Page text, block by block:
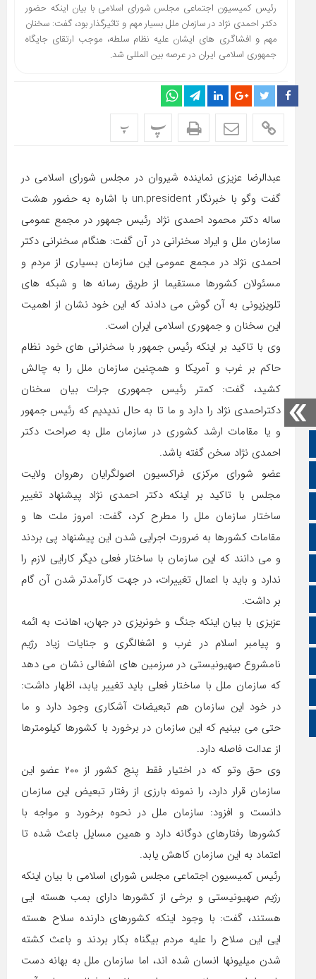
تالار گفتمان
اپلیکیشن سایت
اینستاگرام
اطلاعات سایت
زبان انگلیسی
زبان عربی
رئیس کمیسیون اجتماعی مجلس شورای اسلامی با بیان اینکه حضور
دکتر احمدی نژاد در سازمان ملل بسیار مهم و تاثیرگذار بود، گفت: سخنان
مهم و افشاگری های ایشان علیه نظام سلطه، موجب ارتقای جایگاه
جمهوری اسلامی ایران در عرصه بین المللی شد.
پ پ
عبدالرضا عزیزی نماینده شیروان در مجلس شورای اسلامی در
گفت وگو با خبرنگار un.president با اشاره به حضور هشت
ساله دکتر محمود احمدی نژاد رئیس جمهور در مجمع عمومی
سازمان ملل و ایراد سخنرانی در آن گفت: هنگام سخنرانی دکتر
احمدی نژاد در مجمع عمومی این سازمان بسیاری از مردم و
مسئولان کشورها مستقیما از طریق رسانه ها و شبکه های
تلویزیونی به آن گوش می دادند که این خود نشان از اهمیت
این سخنان و جمهوری اسلامی ایران است.
وی با تاکید بر اینکه رئیس جمهور با سخنرانی های خود نظام
حاکم بر غرب و آمریکا و همچنین سازمان ملل را به چالش
کشید، گفت: کمتر رئیس جمهوری جرات بیان سخنان
دکتراحمدی نژاد را دارد و ما تا به حال ندیدیم که رئیس جمهور
و یا مقامات ارشد کشوری در سازمان ملل به صراحت دکتر
احمدی نژاد سخن گفته باشد.
عضو شورای مرکزی فراکسیون اصولگرایان رهروان ولایت
مجلس با تاکید بر اینکه دکتر احمدی نژاد پیشنهاد تغییر
ساختار سازمان ملل را مطرح کرد، گفت: امروز ملت ها و
مقامات کشورها به ضرورت اجرایی شدن این پیشنهاد پی بردند
و می دانند که این سازمان با ساختار فعلی دیگر کارایی لازم را
ندارد و باید با اعمال تغییرات، در جهت کارآمدتر شدن آن گام
بر داشت.
عزیزی با بیان اینکه جنگ و خونریزی در جهان، اهانت به ائمه
و پیامبر اسلام در غرب و اشغالگری و جنایات زیاد رژیم
نامشروع صهیونیستی در سرزمین های اشغالی نشان می دهد
که سازمان ملل با ساختار فعلی باید تغییر یابد، اظهار داشت:
در خود این سازمان هم تبعیضات آشکاری وجود دارد و ما
حتی می بینیم که این سازمان در برخورد با کشورها کیلومترها
از عدالت فاصله دارد.
وی حق وتو که در اختیار فقط پنج کشور از ۲۰۰ عضو این
سازمان قرار دارد، را نمونه بارزی از رفتار تبعیض این سازمان
دانست و افزود: سازمان ملل در نحوه برخورد و مواجه با
کشورها رفتارهای دوگانه دارد و همین مسایل باعث شده تا
اعتماد به این سازمان کاهش یابد.
رئیس کمیسیون اجتماعی مجلس شورای اسلامی با بیان اینکه
رژیم صهیونیستی و برخی از کشورها دارای بمب هسته ایی
هستند، گفت: با وجود اینکه کشورهای دارنده سلاح هسته
ایی این سلاح را علیه مردم بیگناه بکار بردند و باعث کشته
شدن میلیونها انسان شده اند، اما سازمان ملل به بهانه دست